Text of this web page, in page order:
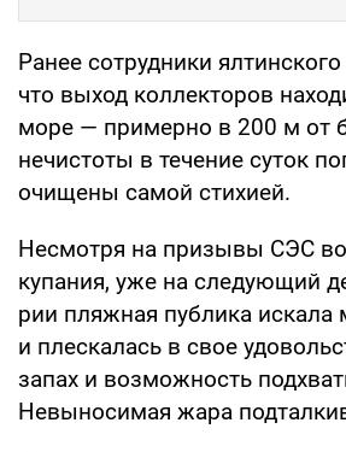
Ранее сотрудники
что вы­ход коллекторов
море — примерно в 200 м от
нечис­тоты в течение суток
очищены самой стихией.
Несмотря на призывы СЭС
купания, уже на следующий
рии пляжная публика искала
и плескалась в свое
запах и возможность
Невыносимая жара